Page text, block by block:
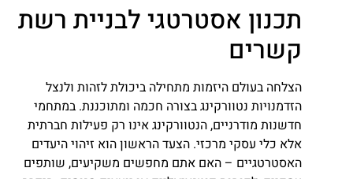
תכנון אסטרטגי לבניית רשת
קשרים
הצלחה בעולם היזמות מתחילה ביכולת לזהות ולנצל
הזדמנויות נטוורקינג בצורה חכמה ומתוכננת. במתחמי
חדשנות מודרניים, הנטוורקינג אינו רק פעילות חברתית
אלא כלי עסקי מרכזי. הצעד הראשון הוא זיהוי היעדים
האסטרטגיים – האם אתם מחפשים משקיעים, שותפים